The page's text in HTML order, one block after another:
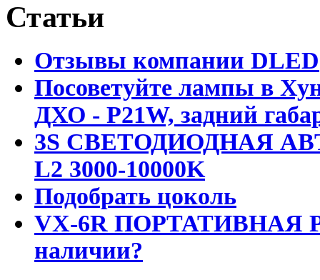
Статьи
Отзывы компании DLED
Посоветуйте лампы в
ДХО - P21W, задний
3S СВЕТОДИОДНАЯ
L2 3000-10000K
Подобрать цоколь
VX-6R ПОРТАТИВНАЯ
наличии?